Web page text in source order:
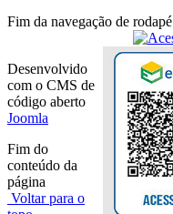
Fim da navegação de rodapé
Desenvolvido
com o CMS de
código aberto
Joomla
Fim do
conteúdo da
página
Voltar para o